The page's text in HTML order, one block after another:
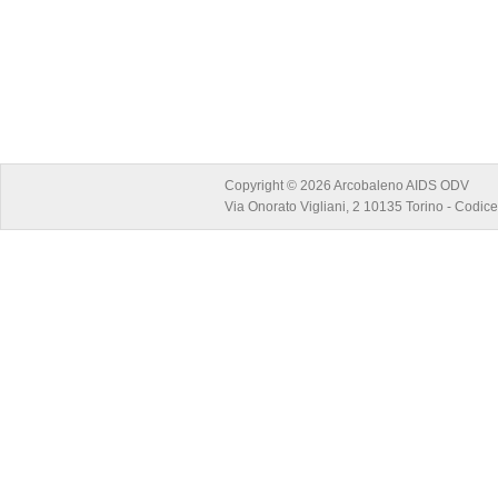
Copyright © 2026 Arcobaleno AIDS ODV
Via Onorato Vigliani, 2 10135 Torino -